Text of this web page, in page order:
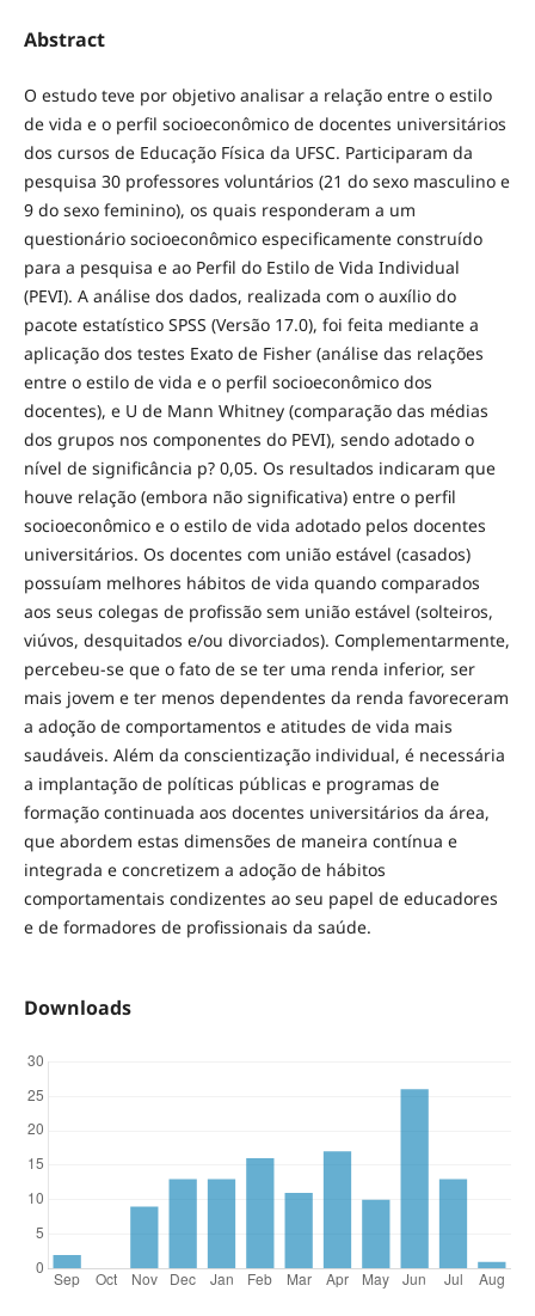
Abstract
O estudo teve por objetivo analisar a relação entre o estilo
de vida e o perfil socioeconômico de docentes universitários
dos cursos de Educação Física da UFSC. Participaram da
pesquisa 30 professores voluntários (21 do sexo masculino e
9 do sexo feminino), os quais responderam a um
questionário socioeconômico especificamente construído
para a pesquisa e ao Perfil do Estilo de Vida Individual
(PEVI). A análise dos dados, realizada com o auxílio do
pacote estatístico SPSS (Versão 17.0), foi feita mediante a
aplicação dos testes Exato de Fisher (análise das relações
entre o estilo de vida e o perfil socioeconômico dos
docentes), e U de Mann Whitney (comparação das médias
dos grupos nos componentes do PEVI), sendo adotado o
nível de significância p? 0,05. Os resultados indicaram que
houve relação (embora não significativa) entre o perfil
socioeconômico e o estilo de vida adotado pelos docentes
universitários. Os docentes com união estável (casados)
possuíam melhores hábitos de vida quando comparados
aos seus colegas de profissão sem união estável (solteiros,
viúvos, desquitados e/ou divorciados). Complementarmente,
percebeu-se que o fato de se ter uma renda inferior, ser
mais jovem e ter menos dependentes da renda favoreceram
a adoção de comportamentos e atitudes de vida mais
saudáveis. Além da conscientização individual, é necessária
a implantação de políticas públicas e programas de
formação continuada aos docentes universitários da área,
que abordem estas dimensões de maneira contínua e
integrada e concretizem a adoção de hábitos
comportamentais condizentes ao seu papel de educadores
e de formadores de profissionais da saúde.
Downloads